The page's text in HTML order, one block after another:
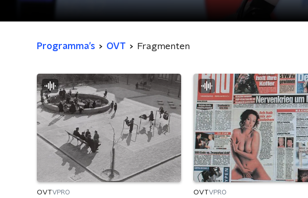
Programma's OVT Fragmenten
OVTVPRO OVTVPRO